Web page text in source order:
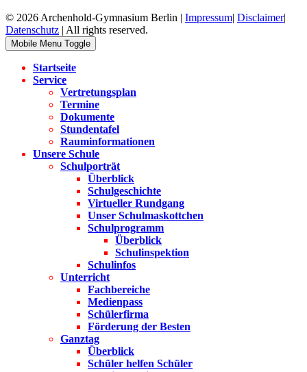
© 2026 Archenhold-Gymnasium Berlin | Impressum| Disclaimer|
Datenschutz | All rights reserved.
Mobile Menu Toggle
Startseite
Service
Vertretungsplan
Termine
Dokumente
Stundentafel
Rauminformationen
Unsere Schule
Schulporträt
Überblick
Schulgeschichte
Virtueller Rundgang
Unser Schulmaskottchen
Schulprogramm
Überblick
Schulinspektion
Schulinfos
Unterricht
Fachbereiche
Medienpass
Schülerfirma
Förderung der Besten
Ganztag
Überblick
Schüler helfen Schüler